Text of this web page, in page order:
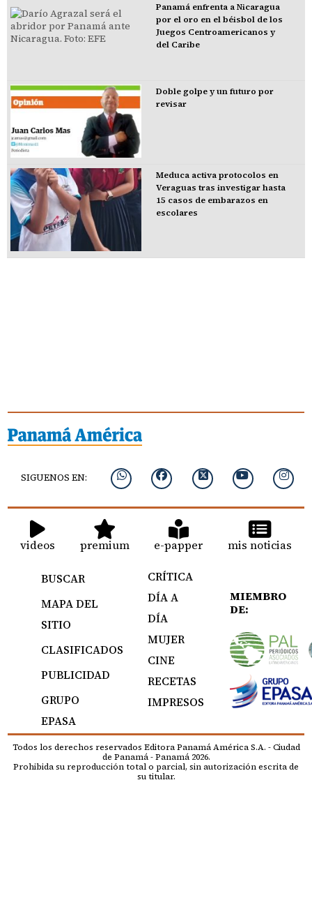
Panamá enfrenta a Nicaragua
por el oro en el béisbol de los
Juegos Centroamericanos y
del Caribe
Doble golpe y un futuro por
revisar
Meduca activa protocolos en
Veraguas tras investigar hasta
15 casos de embarazos en
escolares
SIGUENOS EN:
videos premium e-papper mis noticias
BUSCAR
MAPA DEL
SITIO
CLASIFICADOS
PUBLICIDAD
GRUPO
EPASA
CRÍTICA
DÍA A
DÍA
MUJER
CINE
RECETAS
IMPRESOS
MIEMBRO
DE:
Todos los derechos reservados Editora Panamá América S.A. - Ciudad
de Panamá - Panamá 2026.
Prohibida su reproducción total o parcial, sin autorización escrita de
su titular.